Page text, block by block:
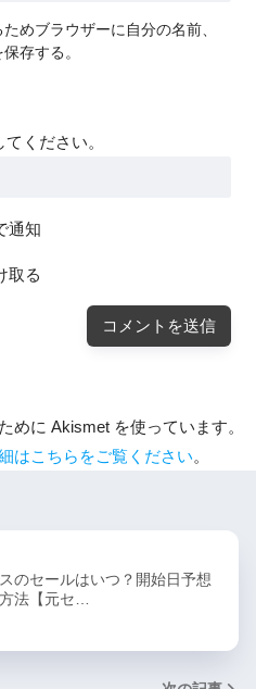
めブラウザーに自分の名前、
存する。
ください。
通知
取る
めに Akismet を使っています。
はこちらをご覧ください。
のセールはいつ？開始日予想
法【元セ…